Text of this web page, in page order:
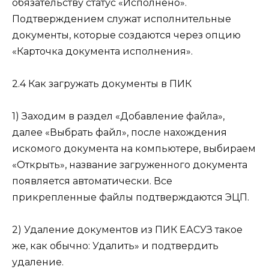
обязательству статус «Исполнено».
Подтверждением служат исполнительные
документы, которые создаются через опцию
«Карточка документа исполнения».
2.4 Как загружать документы в ПИК
1) Заходим в раздел «Добавление файла»,
далее «Выбрать файл», после нахождения
искомого документа на компьютере, выбираем
«Открыть», название загруженного документа
появляется автоматически. Все
прикрепленные файлы подтверждаются ЭЦП.
2) Удаление документов из ПИК ЕАСУЗ такое
же, как обычно: Удалить» и подтвердить
удаление.